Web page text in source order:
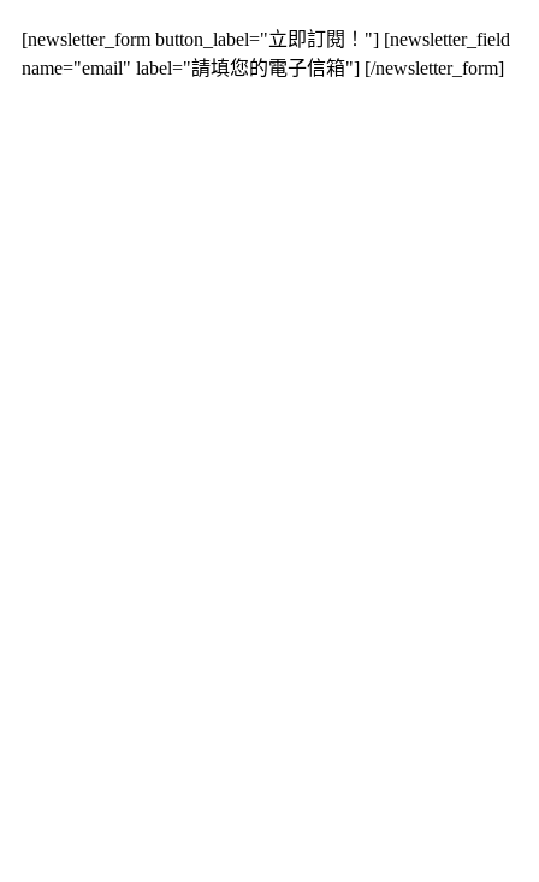
[newsletter_form button_label="立即訂閱！"] [newsletter_field
name="email" label="請填您的電子信箱"] [/newsletter_form]